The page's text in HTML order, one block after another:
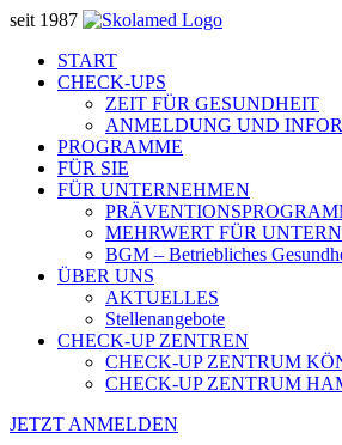
seit 1987
START
CHECK-UPS
ZEIT FÜR GESUNDHEIT
ANMELDUNG UND
PROGRAMME
FÜR SIE
FÜR UNTERNEHMEN
MEHRWERT FÜR
BGM – Betriebliches
ÜBER UNS
AKTUELLES
Stellenangebote
CHECK-UP ZENTREN
CHECK-UP ZENTRUM
CHECK-UP ZENTRUM
JETZT ANMELDEN